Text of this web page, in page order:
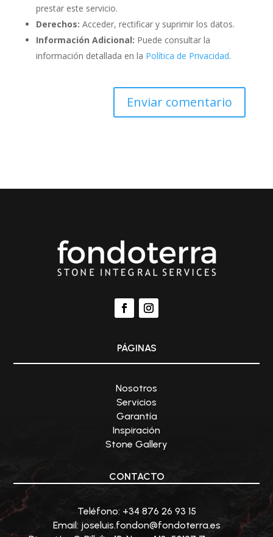
prestar este servicio.
Derechos: Acceder, rectificar y suprimir los datos.
Información Adicional: Puede consultar la
información detallada en la Política de Privacidad.
PÁGINAS
Nosotros
Servicios
Garantía
Inspiración
Stone Gallery
CONTACTO
Teléfono: +34 876 26 93 15
Email: joseluis.fondon@fondoterra.es